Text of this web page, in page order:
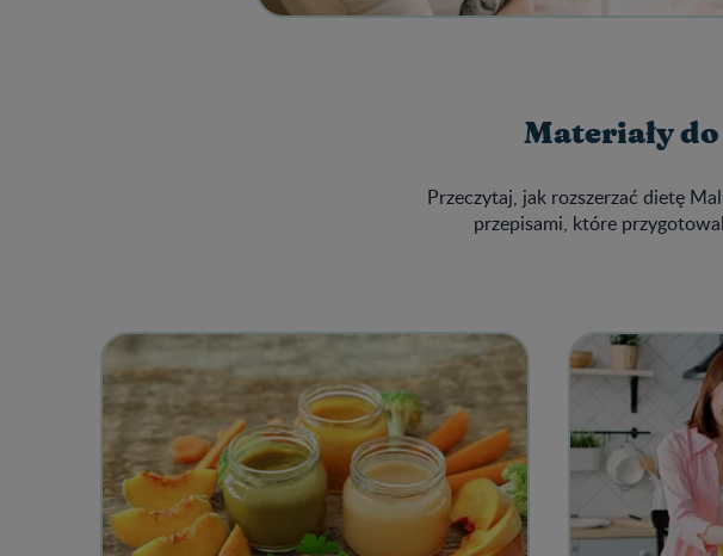
Materiały
Przeczytaj, jak rozszerzać dietę
przepisami, które